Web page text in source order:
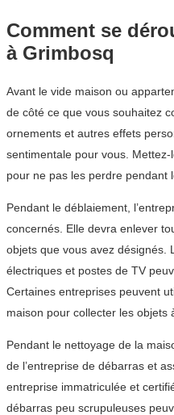
Comment se
à Grimbosq
Avant le vide maison ou
de côté ce que vous souhaitez
ornements et autres effets
sentimentale pour vous.
pour ne pas les perdre pendant
Pendant le déblaiement,
concernés. Elle devra enlever
objets que vous avez désignés.
électriques et postes de TV
Certaines entreprises peuvent
maison pour collecter les objets
Pendant le nettoyage de la
de l’entreprise de débarras et
entreprise immatriculée et
débarras peu scrupuleuses